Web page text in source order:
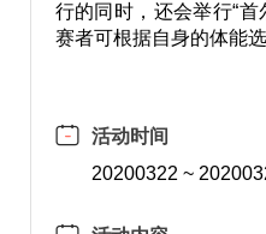
行的同时，还会举行“
赛者可根据自身的体能
活动时间
20200322 ~